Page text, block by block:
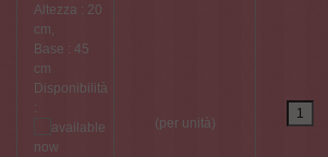
Altezza : 20
cm,
Base : 45
cm
Disponibilità
:
(per unità)